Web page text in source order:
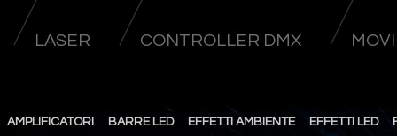
LASER CONTROLLER DMX
AMPLIFICATORI BARRE LED EFFETTI AMBIENTE EFFETTI LED